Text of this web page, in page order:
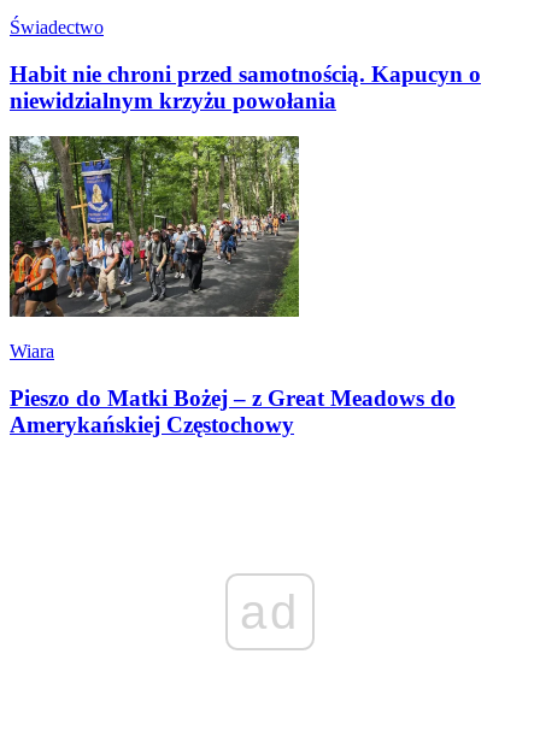
Świadectwo
Habit nie chroni przed samotnością. Kapucyn o
niewidzialnym krzyżu powołania
Wiara
Pieszo do Matki Bożej – z Great Meadows do
Amerykańskiej Częstochowy
ad